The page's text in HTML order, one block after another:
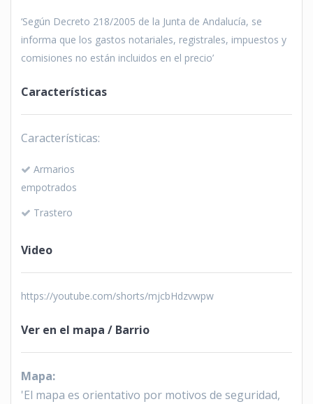
‘Según Decreto 218/2005 de la Junta de Andalucía, se
informa que los gastos notariales, registrales, impuestos y
comisiones no están incluidos en el precio’
Características
Características:
Armarios
empotrados
Trastero
Video
https://youtube.com/shorts/mjcbHdzvwpw
Ver en el mapa / Barrio
Mapa:
'El mapa es orientativo por motivos de seguridad,